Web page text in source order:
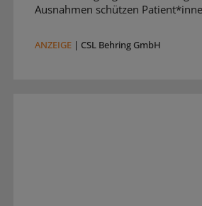
Ausnahmen schützen
ANZEIGE | CSL Behring GmbH